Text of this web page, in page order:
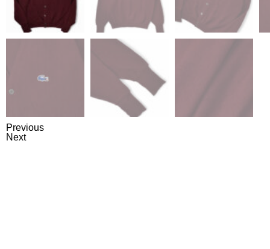
Previous
Next